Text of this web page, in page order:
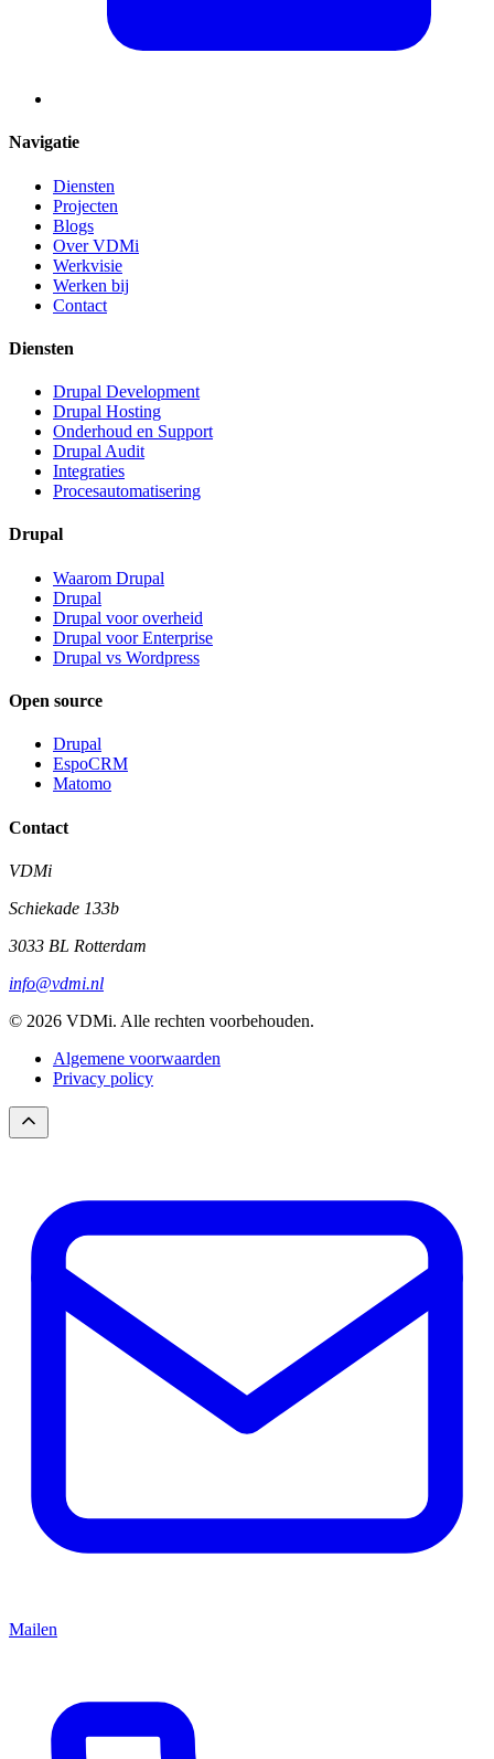
Navigatie
Diensten
Projecten
Blogs
Over VDMi
Werkvisie
Werken bij
Contact
Diensten
Drupal Development
Drupal Hosting
Onderhoud en Support
Drupal Audit
Integraties
Procesautomatisering
Drupal
Waarom Drupal
Drupal
Drupal voor overheid
Drupal voor Enterprise
Drupal vs Wordpress
Open source
Drupal
EspoCRM
Matomo
Contact
VDMi
Schiekade 133b
3033 BL Rotterdam
info@vdmi.nl
© 2026 VDMi. Alle rechten voorbehouden.
Algemene voorwaarden
Privacy policy
Mailen